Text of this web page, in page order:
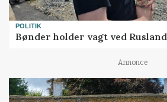
POLITIK
Bønder holder vagt ved Rusland
Annonce